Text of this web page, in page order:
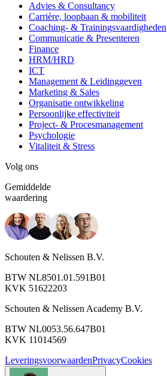
Advies & Consultancy
Carrière, loopbaan & mobiliteit
Coaching- & Trainingsvaardigheden
Communicatie & Presenteren
Finance
HRM/HRD
ICT
Management & Leidinggeven
Marketing & Sales
Organisatie ontwikkeling
Persoonlijke effectiviteit
Project- & Procesmanagement
Psychologie
Vitaliteit & Stress
Volg ons
Gemiddelde
waardering
Schouten & Nelissen B.V.
BTW NL8501.01.591B01
KVK 51622203
Schouten & Nelissen Academy B.V.
BTW NL0053.56.647B01
KVK 11014569
LeveringsvoorwaardenPrivacyCookies